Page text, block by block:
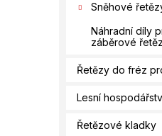
Sněhové
Náhradní díly
záběrové
Řetězy do fréz
Lesní
Řetězové kladky